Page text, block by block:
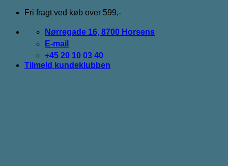
Fortsæt
indhold
Fri fragt ved køb over 599,-
Nørregade 16, 8700 Horsens
E-mail
+45 20 10 03 40
Tilmeld kundeklubben